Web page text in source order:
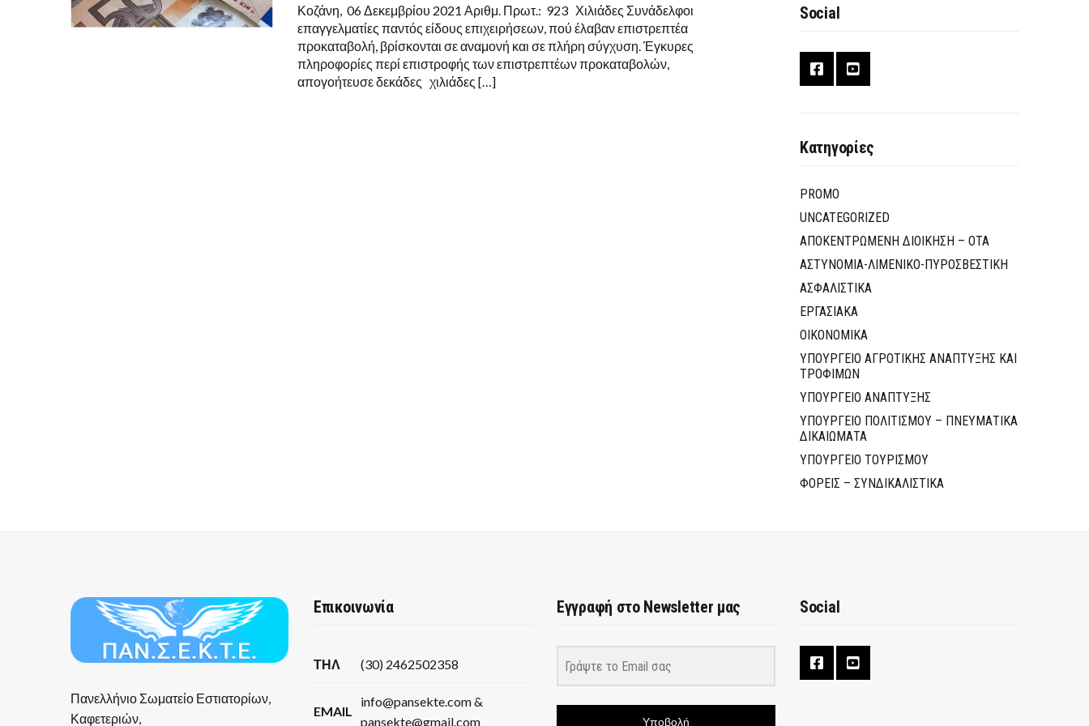
ΕΠΑΓΓΕΛΜΑΤΙΩΝ
Κοζάνη, 06 Δεκεμβρίου 2021 Αριθμ. Πρωτ.: 923 Χιλιάδες Συνάδελφοι
επαγγελματίες παντός είδους επιχειρήσεων, πού έλαβαν επιστρεπτέα
προκαταβολή, βρίσκονται σε αναμονή και σε πλήρη σύγχυση. Έγκυρες
πληροφορίες περί επιστροφής των επιστρεπτέων προκαταβολών,
απογοήτευσε δεκάδες χιλιάδες […]
Social
Κατηγορίες
PROMO
UNCATEGORIZED
ΑΠΟΚΕΝΤΡΩΜΕΝΗ ΔΙΟΙΚΗΣΗ – ΟΤΑ
ΑΣΤΥΝΟΜΙΑ-ΛΙΜΕΝΙΚΟ-ΠΥΡΟΣΒΕΣΤΙΚΗ
ΑΣΦΑΛΙΣΤΙΚΑ
ΕΡΓΑΣΙΑΚΑ
ΟΙΚΟΝΟΜΙΚΑ
ΥΠΟΥΡΓΕΙΟ ΑΓΡΟΤΙΚΗΣ ΑΝΑΠΤΥΞΗΣ ΚΑΙ
ΤΡΟΦΙΜΩΝ
ΥΠΟΥΡΓΕΙΟ ΑΝΑΠΤΥΞΗΣ
ΥΠΟΥΡΓΕΙΟ ΠΟΛΙΤΙΣΜΟΥ – ΠΝΕΥΜΑΤΙΚΑ
ΔΙΚΑΙΩΜΑΤΑ
ΥΠΟΥΡΓΕΙΟ ΤΟΥΡΙΣΜΟΥ
ΦΟΡΕΙΣ – ΣΥΝΔΙΚΑΛΙΣΤΙΚΑ
Πανελλήνιο Σωματείο Εστιατορίων,
Καφετεριών,
Επικοινωνία
ΤΗΛ (30) 2462502358
EMAIL
info@pansekte.com &
pansekte@gmail.com
Εγγραφή στο Newsletter μας
Υποβολή
Social